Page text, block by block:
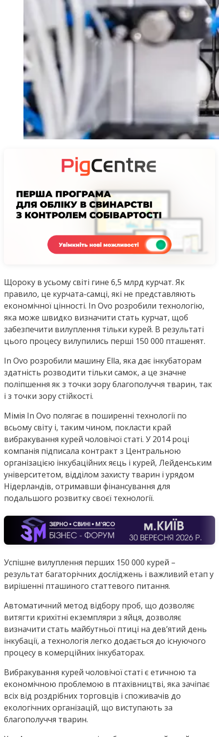
Щороку в усьому світі гине 6,5 млрд курчат. Як
правило, це курчата-самці, які не представляють
економічної цінності. In Ovo розробили технологію,
яка може швидко визначити стать курчат, щоб
забезпечити вилуплення тільки курей. В результаті
цього процесу вилупились перші 150 000 пташенят.
In Ovo розробили машину Ella, яка дає інкубаторам
здатність розводити тільки самок, а це значне
поліпшення як з точки зору благополуччя тварин, так
і з точки зору стійкості.
Мімія In Ovo полягає в поширенні технології по
всьому світу і, таким чином, покласти край
вибракування курей чоловічої статі. У 2014 році
компанія підписала контракт з Центральною
організацією інкубаційних яєць і курей, Лейденським
університетом, відділом захисту тварин і урядом
Нідерландів, отримавши фінансування для
подальшого розвитку своєї технології.
Успішне вилуплення перших 150 000 курей –
результат багаторічних досліджень і важливий етап у
вирішенні пташиного статтевого питання.
Автоматичний метод відбору проб, що дозволяє
витягти крихітні екземпляри з яйця, дозволяє
визначити стать майбутньої птиці на дев’ятий день
інкубації, а технологія легко додається до існуючого
процесу в комерційних інкубаторах.
Вибракування курей чоловічої статі є етичною та
економічною проблемою в птахівництві, яка зачіпає
всіх від роздрібних торговців і споживачів до
екологічних організацій, що виступають за
благополуччя тварин.